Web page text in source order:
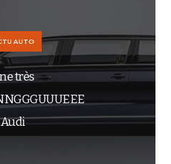
AUTO
très
Audi